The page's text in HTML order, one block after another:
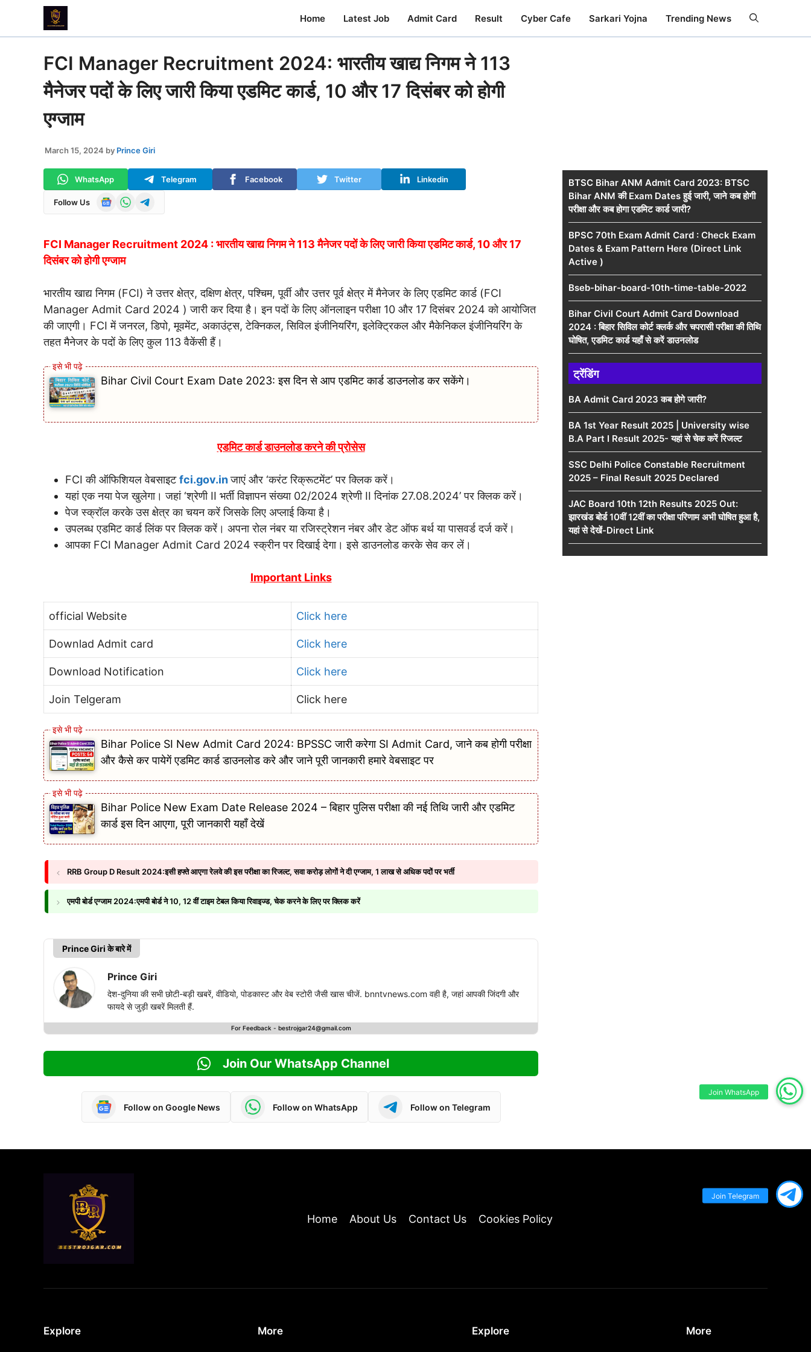
content
Home Latest Job Admit Card Result Cyber Cafe Sarkari Yojna Trending News
FCI Manager Recruitment 2024: भारतीय खाद्य निगम ने 113
मैनेजर पदों के लिए जारी किया एडमिट कार्ड, 10 और 17 दिसंबर को होगी
एग्जाम
March 15, 2024 by Prince Giri
WhatsApp Telegram Facebook Twitter Linkedin
Follow Us
FCI Manager Recruitment 2024 : भारतीय खाद्य निगम ने 113 मैनेजर पदों के लिए जारी किया एडमिट कार्ड, 10 और 17
दिसंबर को होगी एग्जाम
भारतीय खाद्य निगम (FCI) ने उत्तर क्षेत्र, दक्षिण क्षेत्र, पश्चिम, पूर्वी और उत्तर पूर्व क्षेत्र में मैनेजर के लिए एडमिट कार्ड (FCI
Manager Admit Card 2024 ) जारी कर दिया है। इन पदों के लिए ऑनलाइन परीक्षा 10 और 17 दिसंबर 2024 को आयोजित
की जाएगी। FCI में जनरल, डिपो, मूवमेंट, अकाउंट्स, टेक्निकल, सिविल इंजीनियरिंग, इलेक्ट्रिकल और मैकेनिकल इंजीनियरिंग के
तहत मैनेजर के पदों के लिए कुल 113 वैकेंसी हैं।
Bihar Civil Court Exam Date 2023: इस दिन से आप एडमिट कार्ड डाउनलोड कर सकेंगे।
एडमिट कार्ड डाउनलोड करने की प्रोसेस
FCI की ऑफिशियल वेबसाइटfci.gov.inजाएं और ‘करंट रिक्रूटमेंट’ पर क्लिक करें।
यहां एक नया पेज खुलेगा। जहां ‘श्रेणी II भर्ती विज्ञापन संख्या 02/2024 श्रेणी II दिनांक 27.08.2024’ पर क्लिक करें।
पेज स्क्रॉल करके उस क्षेत्र का चयन करें जिसके लिए अप्लाई किया है।
उपलब्ध एडमिट कार्ड लिंक पर क्लिक करें। अपना रोल नंबर या रजिस्ट्रेशन नंबर और डेट ऑफ बर्थ या पासवर्ड दर्ज करें।
आपका FCI Manager Admit Card 2024 स्क्रीन पर दिखाई देगा। इसे डाउनलोड करके सेव कर लें।
Important Links
official Website Click here
Downlad Admit card Click here
Download Notification Click here
Join Telgeram Click here
Bihar Police SI New Admit Card 2024: BPSSC जारी करेगा SI Admit Card, जाने कब होगी परीक्षा
और कैसे कर पायेगें एडमिट कार्ड डाउनलोड करे और जाने पूरी जानकारी हमारे वेबसाइट पर
Bihar Police New Exam Date Release 2024 – बिहार पुलिस परीक्षा की नई तिथि जारी और एडमिट
कार्ड इस दिन आएगा, पूरी जानकारी यहाँ देखें
RRB Group D Result 2024:इसी हफ्ते आएगा रेलवे की इस परीक्षा का रिजल्ट, सवा करोड़ लोगों ने दी एग्जाम, 1 लाख से अधिक पदों पर भर्ती
एमपी बोर्ड एग्जाम 2024:एमपी बोर्ड ने 10, 12 वीं टाइम टेबल किया रिवाइज्ड, चेक करने के लिए पर क्लिक करें
Prince Giri के बारे में
Prince Giri
देश-दुनिया की सभी छोटी-बड़ी खबरें, वीडियो, पोडकास्ट और वेब स्टोरी जैसी खास चीजें. bnntvnews.com वही है, जहां आपकी जिंदगी और
फायदे से जुड़ी खबरें मिलती हैं.
For Feedback - bestrojgar24@gmail.com
Join Our WhatsApp Channel
Follow on Google News Follow on WhatsApp Follow on Telegram
BTSC Bihar ANM Admit Card 2023: BTSC
Bihar ANM की Exam Dates हुई जारी, जाने कब होगी
परीक्षा और कब होगा एडमिट कार्ड जारी?
BPSC 70th Exam Admit Card : Check Exam
Dates & Exam Pattern Here (Direct Link
Active )
Bseb-bihar-board-10th-time-table-2022
Bihar Civil Court Admit Card Download
2024 : बिहार सिविल कोर्ट क्लर्क और चपरासी परीक्षा की तिथि
घोषित, एडमिट कार्ड यहाँ से करें डाउनलोड
ट्रेंडिंग
BA Admit Card 2023 कब होगे जारी?
BA 1st Year Result 2025 | University wise
B.A Part I Result 2025- यहां से चेक करें रिजल्ट
SSC Delhi Police Constable Recruitment
2025 – Final Result 2025 Declared
JAC Board 10th 12th Results 2025 Out:
झारखंड बोर्ड 10वीं 12वीं का परीक्षा परिणाम अभी घोषित हुआ है,
यहां से देखें-Direct Link
Home About Us Contact Us Cookies Policy
Explore More Explore More
Join WhatsApp
Join Telegram